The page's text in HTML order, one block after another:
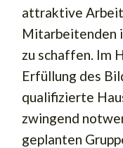
attraktive
Mitarbeitenden
zu schaffen. Im
Erfüllung des
qualifizierte
zwingend
geplanten